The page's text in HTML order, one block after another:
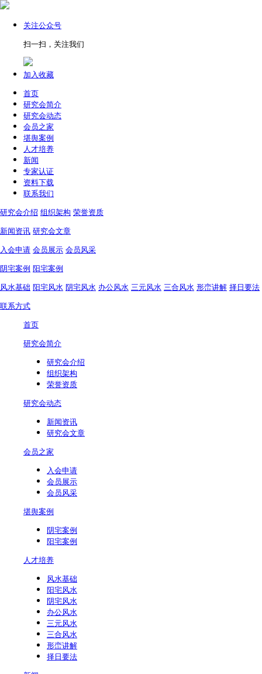
关注公众号
扫一扫，关注我们
加入收藏
首页
研究会简介
研究会动态
会员之家
堪舆案例
人才培养
新闻
专家认证
资料下载
联系我们
研究会介绍 组织架构 荣誉资质
新闻资讯 研究会文章
入会申请 会员展示 会员风采
阴宅案例 阳宅案例
风水基础 阳宅风水 阴宅风水 办公风水 三元风水 三合风水 形峦讲解 择日要法
联系方式
首页
研究会简介
研究会介绍
组织架构
荣誉资质
研究会动态
新闻资讯
研究会文章
会员之家
入会申请
会员展示
会员风采
堪舆案例
阴宅案例
阳宅案例
人才培养
风水基础
阳宅风水
阴宅风水
办公风水
三元风水
三合风水
形峦讲解
择日要法